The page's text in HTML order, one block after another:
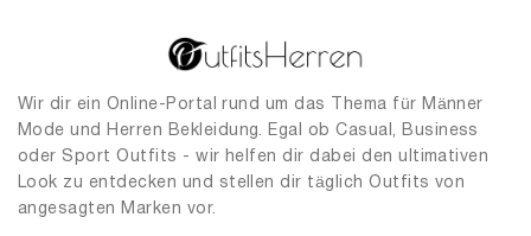
Wir dir ein Online-Portal rund um das Thema für Männer
Mode und Herren Bekleidung. Egal ob Casual, Business
oder Sport Outfits - wir helfen dir dabei den ultimativen
Look zu entdecken und stellen dir täglich Outfits von
angesagten Marken vor.